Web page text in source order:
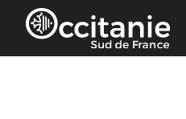
Panneau de gestion des